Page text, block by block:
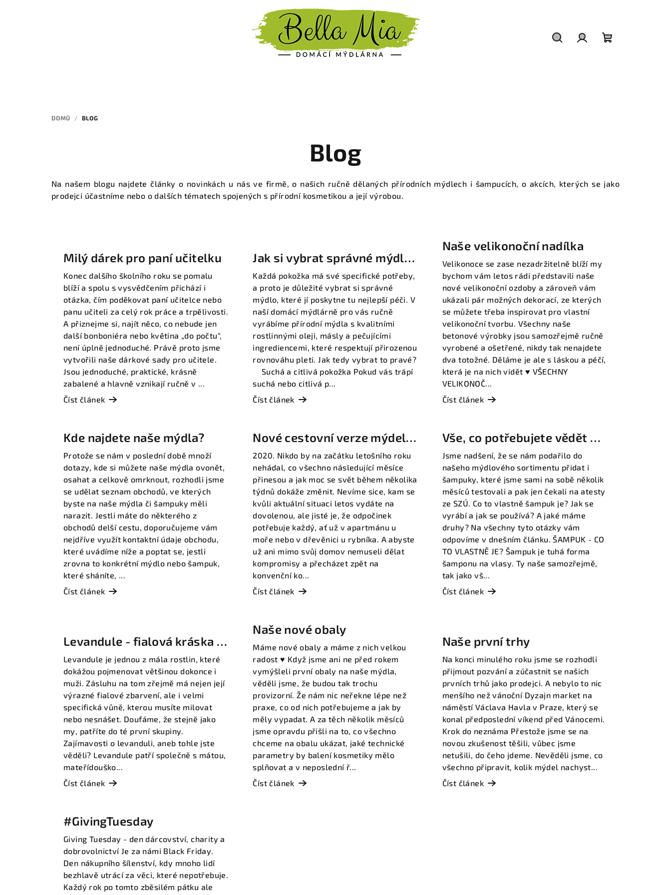
DOMŮ / BLOG
Blog
Na našem blogu najdete články o novinkách u nás ve firmě, o našich ručně dělaných přírodních mýdlech i šampucích, o akcích, kterých se jako
prodejci účastníme nebo o dalších tématech spojených s přírodní kosmetikou a její výrobou.
Milý dárek pro paní učitelku
Konec dalšího školního roku se pomalu
blíží a spolu s vysvědčením přichází i
otázka, čím poděkovat paní učitelce nebo
panu učiteli za celý rok práce a trpělivosti.
A přiznejme si, najít něco, co nebude jen
další bonboniéra nebo květina „do počtu“,
není úplně jednoduché. Právě proto jsme
vytvořili naše dárkové sady pro učitele.
Jsou jednoduché, praktické, krásně
zabalené a hlavně vznikají ručně v ...
Číst článek
Jak si vybrat správné mýdlo
podle typu pokožky
Každá pokožka má své specifické potřeby,
a proto je důležité vybrat si správné
mýdlo, které jí poskytne tu nejlepší péči. V
naší domácí mýdlárně pro vás ručně
vyrábíme přírodní mýdla s kvalitními
rostlinnými oleji, másly a pečujícími
ingrediencemi, které respektují přirozenou
rovnováhu pleti. Jak tedy vybrat to pravé?
Suchá a citlivá pokožka Pokud vás trápí
suchá nebo citlivá p...
Číst článek
Naše velikonoční nadílka
Velikonoce se zase nezadržitelně blíží my
bychom vám letos rádi představili naše
nové velikonoční ozdoby a zároveň vám
ukázali pár možných dekorací, ze kterých
se můžete třeba inspirovat pro vlastní
velikonoční tvorbu. Všechny naše
betonové výrobky jsou samozřejmě ručně
vyrobené a ošetřené, nikdy tak nenajdete
dva totožné. Děláme je ale s láskou a péčí,
která je na nich vidět ♥️ VŠECHNY
VELIKONOČ...
Číst článek
Kde najdete naše mýdla?
Protože se nám v poslední době množí
dotazy, kde si můžete naše mýdla ovonět,
osahat a celkově omrknout, rozhodli jsme
se udělat seznam obchodů, ve kterých
byste na naše mýdla či šampuky měli
narazit. Jestli máte do některého z
obchodů delší cestu, doporučujeme vám
nejdříve využít kontaktní údaje obchodu,
které uvádíme níže a poptat se, jestli
zrovna to konkrétní mýdlo nebo šampuk,
které sháníte, ...
Číst článek
Nové cestovní verze mýdel a
šampuků
2020. Nikdo by na začátku letošního roku
nehádal, co všechno následující měsíce
přinesou a jak moc se svět během několika
týdnů dokáže změnit. Nevíme sice, kam se
kvůli aktuální situaci letos vydáte na
dovolenou, ale jisté je, že odpočinek
potřebuje každý, ať už v apartmánu u
moře nebo v dřevěnici u rybníka. A abyste
už ani mimo svůj domov nemuseli dělat
kompromisy a přecházet zpět na
konvenční ko...
Číst článek
Vše, co potřebujete vědět o
šampucích
Jsme nadšení, že se nám podařilo do
našeho mýdlového sortimentu přidat i
šampuky, které jsme sami na sobě několik
měsíců testovali a pak jen čekali na atesty
ze SZÚ. Co to vlastně šampuk je? Jak se
vyrábí a jak se používá? A jaké máme
druhy? Na všechny tyto otázky vám
odpovíme v dnešním článku. ŠAMPUK - CO
TO VLASTNĚ JE? Šampuk je tuhá forma
šamponu na vlasy. Ty naše samozřejmě,
tak jako vš...
Číst článek
Levandule - fialová kráska z
Provence
Levandule je jednou z mála rostlin, které
dokážou pojmenovat většinou dokonce i
muži. Zásluhu na tom zřejmě má nejen její
výrazné fialové zbarvení, ale i velmi
specifická vůně, kterou musíte milovat
nebo nesnášet. Doufáme, že stejně jako
my, patříte do té první skupiny.
Zajímavosti o levanduli, aneb tohle jste
věděli? Levandule patří společně s mátou,
mateřídouško...
Číst článek
Naše nové obaly
Máme nové obaly a máme z nich velkou
radost ♥ Když jsme ani ne před rokem
vymýšleli první obaly na naše mýdla,
věděli jsme, že budou tak trochu
provizorní. Že nám nic neřekne lépe než
praxe, co od nich potřebujeme a jak by
měly vypadat. A za těch několik měsíců
jsme opravdu přišli na to, co všechno
chceme na obalu ukázat, jaké technické
parametry by balení kosmetiky mělo
splňovat a v neposlední ř...
Číst článek
Naše první trhy
Na konci minulého roku jsme se rozhodli
přijmout pozvání a zúčastnit se našich
prvních trhů jako prodejci. A nebylo to nic
menšího než vánoční Dyzajn market na
náměstí Václava Havla v Praze, který se
konal předposlední víkend před Vánocemi.
Krok do neznáma Přestože jsme se na
novou zkušenost těšili, vůbec jsme
netušili, do čeho jdeme. Nevěděli jsme, co
všechno připravit, kolik mýdel nachyst...
Číst článek
#GivingTuesday
Giving Tuesday - den dárcovství, charity a
dobrovolnictví Je za námi Black Friday.
Den nákupního šílenství, kdy mnoho lidí
bezhlavě utrácí za věci, které nepotřebuje.
Každý rok po tomto zběsilém pátku ale